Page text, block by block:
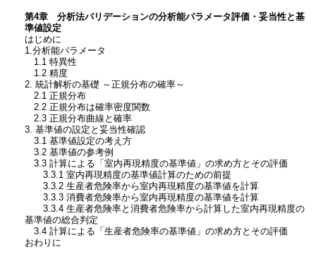
第4章 分析法バリデーションの分析能パラメータ評価・妥当性と基
準値設定
はじめに
1.分析能パラメータ
1.1 特異性
1.2 精度
2. 統計解析の基礎 ～正規分布の確率～
2.1 正規分布
2.2 正規分布は確率密度関数
2.3 正規分布曲線と確率
3. 基準値の設定と妥当性確認
3.1 基準値設定の考え方
3.2 基準値の参考例
3.3 計算による「室内再現精度の基準値」の求め方とその評価
3.3.1 室内再現精度の基準値計算のための前提
3.3.2 生産者危険率から室内再現精度の基準値を計算
3.3.3 消費者危険率から室内再現精度の基準値を計算
3.3.4 生産者危険率と消費者危険率から計算した室内再現精度の
基準値の総合判定
3.4 計算による「生産者危険率の基準値」の求め方とその評価
おわりに